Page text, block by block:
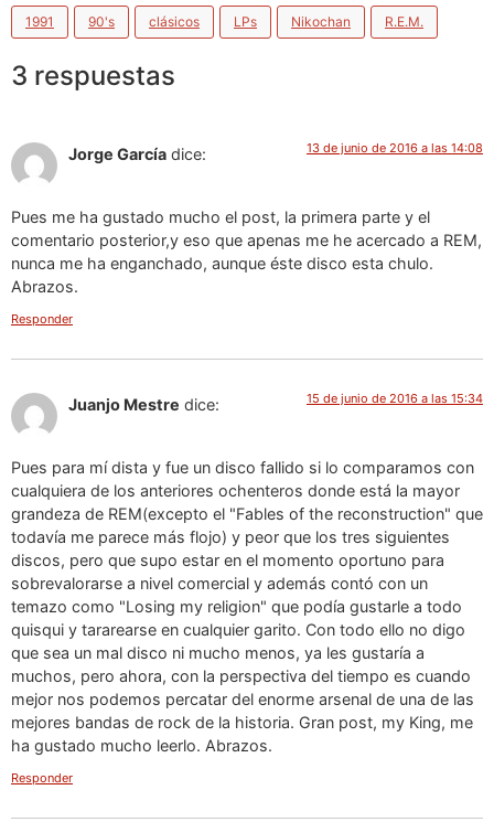
1991 90's clásicos LPs Nikochan R.E.M.
3 respuestas
Jorge García dice: 13 de junio de 2016 a las 14:08
Pues me ha gustado mucho el post, la primera parte y el
comentario posterior,y eso que apenas me he acercado a REM,
nunca me ha enganchado, aunque éste disco esta chulo.
Abrazos.
Responder
Juanjo Mestre dice: 15 de junio de 2016 a las 15:34
Pues para mí dista y fue un disco fallido si lo comparamos con
cualquiera de los anteriores ochenteros donde está la mayor
grandeza de REM(excepto el "Fables of the reconstruction" que
todavía me parece más flojo) y peor que los tres siguientes
discos, pero que supo estar en el momento oportuno para
sobrevalorarse a nivel comercial y además contó con un
temazo como "Losing my religion" que podía gustarle a todo
quisqui y tararearse en cualquier garito. Con todo ello no digo
que sea un mal disco ni mucho menos, ya les gustaría a
muchos, pero ahora, con la perspectiva del tiempo es cuando
mejor nos podemos percatar del enorme arsenal de una de las
mejores bandas de rock de la historia. Gran post, my King, me
ha gustado mucho leerlo. Abrazos.
Responder